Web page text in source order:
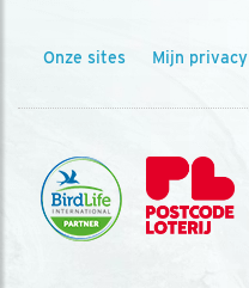
Onze sites Mijn privacy